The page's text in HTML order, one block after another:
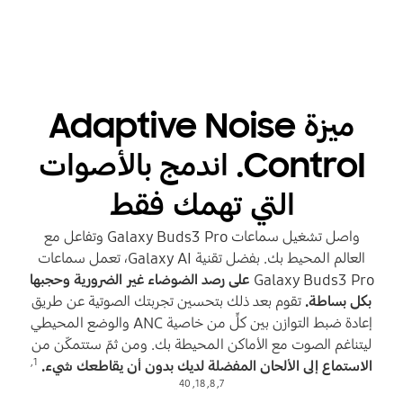
ميزة Adaptive Noise
Control. اندمج بالأصوات
التي تهمك فقط
واصل تشغيل سماعات Galaxy Buds3 Pro وتفاعل مع
العالم المحيط بك. بفضل تقنية Galaxy AI، تعمل سماعات
Galaxy Buds3 Pro على رصد الضوضاء غير الضرورية وحجبها
بكل بساطة. تقوم بعد ذلك بتحسين تجربتك الصوتية عن طريق
إعادة ضبط التوازن بين كلٍّ من خاصية ANC والوضع المحيطي
ليتناغم الصوت مع الأماكن المحيطة بك. ومن ثمّ ستتمكّن من
الاستماع إلى الألحان المفضلة لديك بدون أن يقاطعك شيء. 1
,
7
,
8
,
18
,
40